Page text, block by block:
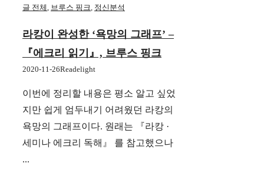
글 전체 브루스 핑크 정신분석
라캉이 완성한 ‘욕망의 그래프’ –
『에크리 읽기』, 브루스 핑크
2020-11-26Readelight
이번에 정리할 내용은 평소 알고 싶었
지만 쉽게 엄두내기 어려웠던 라캉의
욕망의 그래프이다. 원래는 『라캉 ·
세미나 에크리 독해』 를 참고했으나
...